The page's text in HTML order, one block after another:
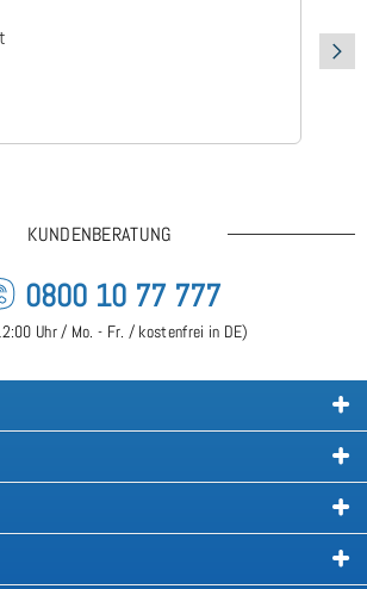
KUNDENBERATUNG
0800 10 77 777
Uhr / Mo. - Fr. / kostenfrei in DE)